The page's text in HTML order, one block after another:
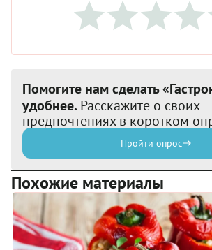
Помогите нам сделать
удобнее. Расскажите о своих
предпочтениях в коротком
Пройти опрос
Похожие материалы